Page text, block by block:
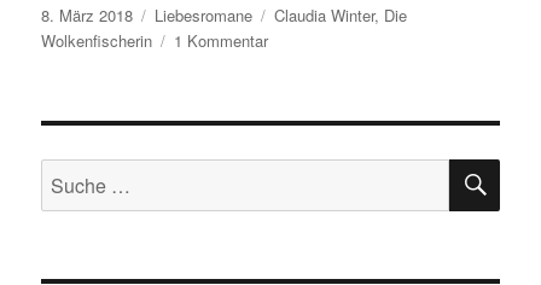
Veröffentlicht
am
8. März 2018 Kategorien
Liebesromane Schlagwörter
Claudia Winter, Die
Wolkenfischerin
1 Kommentarzu
Wolkenfischerin
Suche
nach: